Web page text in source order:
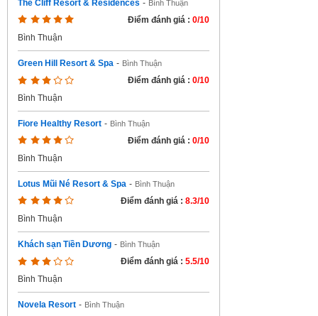
The Cliff Resort & Residences - Bình Thuận
Điểm đánh giá : 0/10
Bình Thuận
Green Hill Resort & Spa - Bình Thuận
Điểm đánh giá : 0/10
Bình Thuận
Fiore Healthy Resort - Bình Thuận
Điểm đánh giá : 0/10
Bình Thuận
Lotus Mũi Né Resort & Spa - Bình Thuận
Điểm đánh giá : 8.3/10
Bình Thuận
Khách sạn Tiền Dương - Bình Thuận
Điểm đánh giá : 5.5/10
Bình Thuận
Novela Resort - Bình Thuận